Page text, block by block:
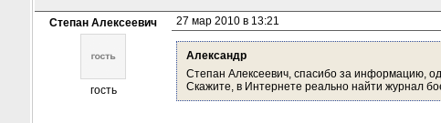
Степан Алексеевич
гость
27 мар 2010 в 13:21
Александр
Степан Алексеевич, спасибо за информацию,
Скажите, в Интернете реально найти журнал